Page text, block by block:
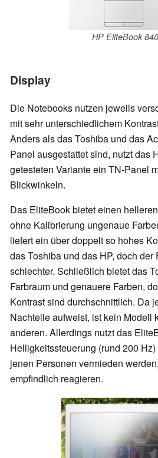
HP EliteBook
Display
Die Notebooks nutzen jeweils
mit sehr unterschiedlichem
Anders als das Toshiba und das
Panel ausgestattet sind, nutzt das
getesteten Variante ein TN-Panel
Blickwinkeln.
Das EliteBook bietet einen
ohne Kalibrierung ungenaue
liefert ein über doppelt so hohes
das Toshiba und das HP, doch der
schlechter. Schließlich bietet das
Farbraum und genauere Farben,
Kontrast sind durchschnittlich. Da
Nachteile aufweist, ist kein Modell
anderen. Allerdings nutzt das
Helligkeitssteuerung (rund 200
jenen Personen vermieden
empfindlich reagieren.